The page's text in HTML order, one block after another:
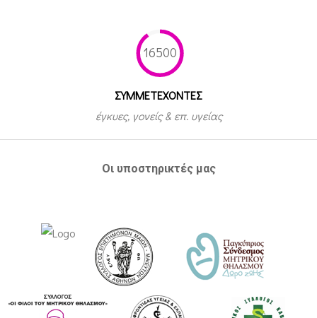
16500
ΣΥΜΜΕΤEΧΟΝΤΕΣ
έγκυες, γονείς & επ. υγείας
Οι υποστηρικτές μας